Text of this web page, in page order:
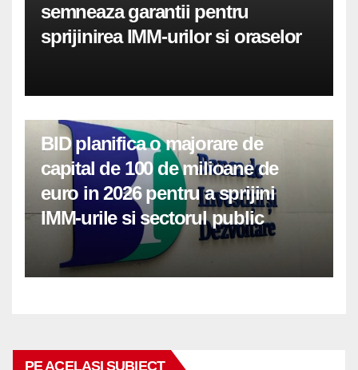
semneaza garantii pentru
sprijinirea IMM-urilor si oraselor
BID planifica o majorare de
capital de 100 de milioane de
euro in 2026 pentru a sprijini
IMM-urile si sectorul public
PE ACELASI SUBIECT